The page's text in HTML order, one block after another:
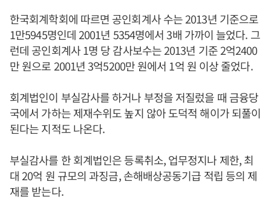
한국회계학회에 따르면 공인회계사 수는 2013년 기준으로
1만5945명인데 2001년 5354명에서 3배 가까이 늘었다. 그
런데 공인회계사 1명 당 감사보수는 2013년 기준 2억2400
만 원으로 2001년 3억5200만 원에서 1억 원 이상 줄었다.
회계법인이 부실감사를 하거나 부정을 저질렀을 때 금융당
국에서 가하는 제재수위도 높지 않아 도덕적 해이가 되풀이
된다는 지적도 나온다.
부실감사를 한 회계법인은 등록취소, 업무정지나 제한, 최
대 20억 원 규모의 과징금, 손해배상공동기급 적립 등의 제
재를 받는다.